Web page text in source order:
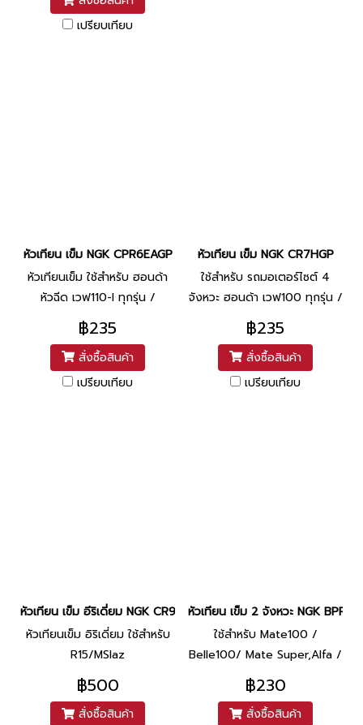
เปรียบเทียบ
หัวเทียน เข็ม NGK CPR6EAGP
หัวเทียนเข็ม ใช้สำหรับ ฮอนด้า
หัวฉีด เวฟ110-I ทุกรุ่น /
Wave125-I ทุกรุ่น / Click125-I
ทุกรุ่น / Click-I / PCX / MSX
/ Dream supercup
฿235
สั่งซื้อสินค้า
เปรียบเทียบ
หัวเทียน เข็ม NGK CR7HGP
ใช้สำหรับ รถมอเตอร์ไซต์ 4
จังหวะ ฮอนด้า เวฟ100 ทุกรุ่น /
ดรีม คาร์บู ทุกรุ่น / สแมช คาร์บู
/ มีโอ คาร์บู / ฟิโน่ คาร์บู /
เฟรช / เรนโบว์
฿235
สั่งซื้อสินค้า
เปรียบเทียบ
หัวเทียน เข็ม อีริเดี่ยม NGK CR9EIX
หัวเทียนเข็ม อิริเดี่ยม ใช้สำหรับ
R15/MSlaz
฿500
สั่งซื้อสินค้า
หัวเทียน เข็ม 2 จังหวะ NGK
ใช้สำหรับ Mate100 /
Belle100/ Mate Super,Alfa /
RC80,RC100,Spinter
/Cosmo / Tuxedo / Neno /
LEO เหมาะสำหรับคนที่ต้องการ
฿230
สั่งซื้อสินค้า